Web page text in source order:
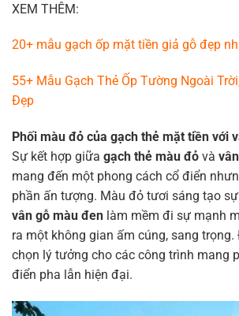
XEM THÊM:
20+ mẫu gạch ốp mặt tiền giả gỗ đẹp
55+ Mẫu Gạch Thẻ Ốp Tường Ngoài
Đẹp
Phối màu đỏ của gạch thẻ mặt tiền với
Sự kết hợp giữa gạch thẻ màu đỏ và
mang đến một phong cách cổ điển
phần ấn tượng. Màu đỏ tươi sáng tạo
vân gỗ màu đen làm mềm đi sự mạnh
ra một không gian ấm cúng, sang
chọn lý tưởng cho các công trình mang
điển pha lẫn hiện đại.